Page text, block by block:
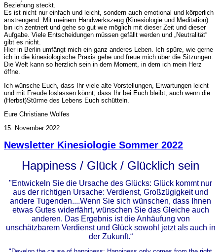
Beziehung steckt.
Es ist nicht nur einfach und leicht, sondern auch emotional und körperlich
anstrengend. Mit meinem Handwerkszeug (Kinesiologie und Meditation)
bin ich zentriert und gehe so gut wie möglich mit dieser Zeit und dieser
Aufgabe. Viele Entscheidungen müssen gefällt werden und „Neutralität“
gibt es nicht.
Hier in Berlin umfängt mich ein ganz anderes Leben. Ich spüre, wie gerne
ich in die kinesiologische Praxis gehe und freue mich über die Sitzungen.
Die Welt kann so herzlich sein in dem Moment, in dem ich mein Herz
öffne.
Ich wünsche Euch, dass Ihr viele alte Vorstellungen, Erwartungen leicht
und mit Freude loslassen könnt; dass Ihr bei Euch bleibt, auch wenn die
(Herbst)Stürme des Lebens Euch schütteln.
Eure Christiane Wolfes
15. November 2022
Newsletter Kinesiologie Sommer 2022
Happiness / Glück / Glücklich sein
"Entwickeln Sie die Ursache des Glücks: Glück kommt nur
aus der richtigen Ursache: Verdienst, Großzügigkeit und
andere Tugenden....Wenn Sie sich wünschen, dass Ihnen
etwas Gutes widerfährt, wünschen Sie das Gleiche auch
anderen. Das Ergebnis ist die Anhäufung von
unschätzbarem Verdienst und Glück sowohl jetzt als auch in
der Zukunft.“